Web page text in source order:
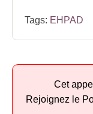
Tags: EHPAD
Cet
Rejoignez le